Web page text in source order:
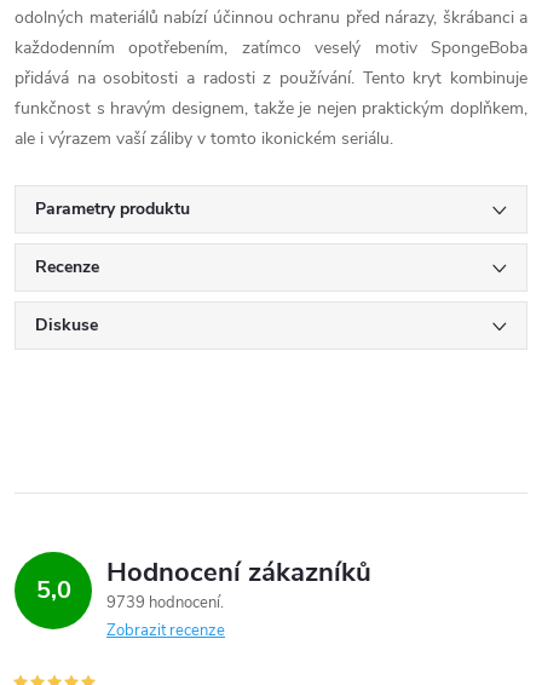
odolných materiálů nabízí účinnou ochranu před nárazy, škrábanci a
každodenním opotřebením, zatímco veselý motiv SpongeBoba
přidává na osobitosti a radosti z používání. Tento kryt kombinuje
funkčnost s hravým designem, takže je nejen praktickým doplňkem,
ale i výrazem vaší záliby v tomto ikonickém seriálu.
Parametry produktu
Recenze
Diskuse
5,0 Hodnocení zákazníků
9739 hodnocení
Zobrazit recenze